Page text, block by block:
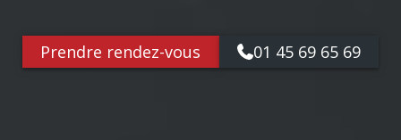
Prendre rendez-vous 01 45 69 65 69